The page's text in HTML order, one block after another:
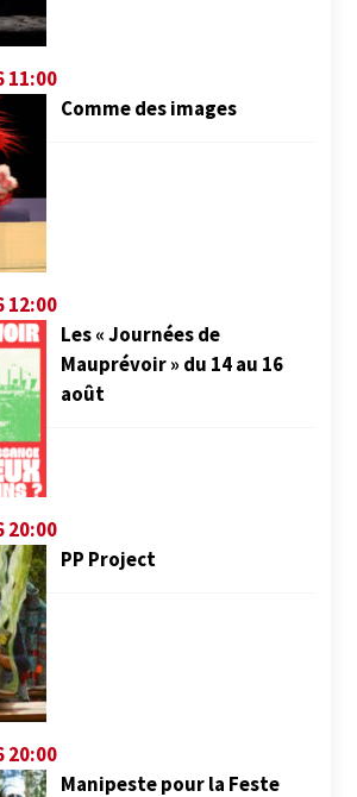
11:00
Comme des images
12:00
Les « Journées de
Mauprévoir » du 14 au 16
août
20:00
PP Project
20:00
Manipeste pour la Feste